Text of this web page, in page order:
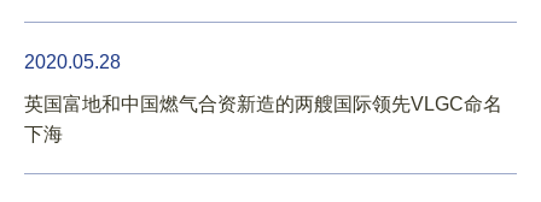
2020.05.28
英国富地和中国燃气合资新造的两艘国际领先VLGC命名
下海